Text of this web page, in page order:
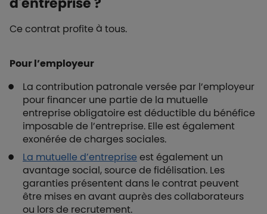
Ce contrat profite à tous.
Pour l’employeur
La contribution patronale versée par l’employeur
pour financer une partie de la mutuelle
entreprise obligatoire est déductible du bénéfice
imposable de l’entreprise. Elle est également
exonérée de charges sociales.
La mutuelle d’entrepriseest également un
avantage social, source de fidélisation. Les
garanties présentent dans le contrat peuvent
être mises en avant auprès des collaborateurs
ou lors de recrutement.